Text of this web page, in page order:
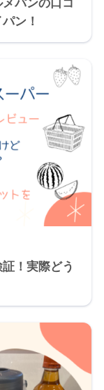
パンの口コ
ン！
！実際どう